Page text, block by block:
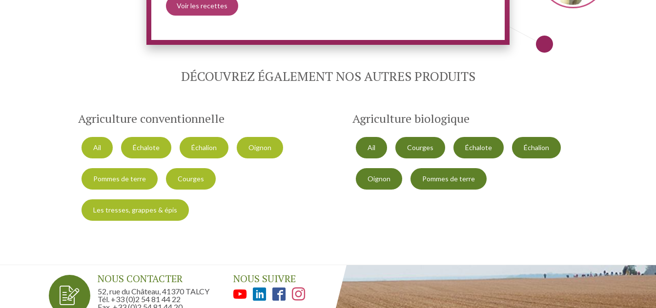
Voir les recettes
DÉCOUVREZ ÉGALEMENT NOS AUTRES PRODUITS
Agriculture conventionnelle
Ail Échalote Échalion Oignon
Pommes de terre Courges
Les tresses, grappes & épis
Agriculture biologique
Ail Courges Échalote Échalion
Oignon Pommes de terre
NOUS CONTACTER
52, rue du Château, 41370 TALCY
Tél. +33 (0)2 54 81 44 22
NOUS SUIVRE